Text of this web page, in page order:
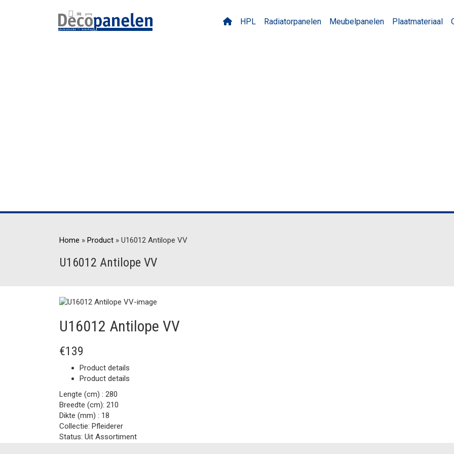
HPL Radiatorpanelen Meubelpanelen Plaatmateriaal
Home » Product » U16012 Antilope VV
U16012 Antilope VV
U16012 Antilope VV
€139
Product details
Product details
Lengte (cm) : 280
Breedte (cm): 210
Dikte (mm) : 18
Collectie: Pfleiderer
Status: Uit Assortiment